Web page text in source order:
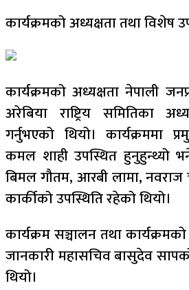
कार्यक्रमको अध्यक्षता तथा विशेष
कार्यक्रमको अध्यक्षता नेपाली
अरेबिया राष्ट्रिय समितिका
गर्नुभएको थियो। कार्यक्रममा
कमल शाही उपस्थित हुनुहुन्थ्यो
बिमल गौतम, आरबी लामा, नवराज
कार्कीको उपस्थिति रहेको थियो।
कार्यक्रम सञ्चालन तथा
जानकारी महासचिव बासुदेव
थियो।